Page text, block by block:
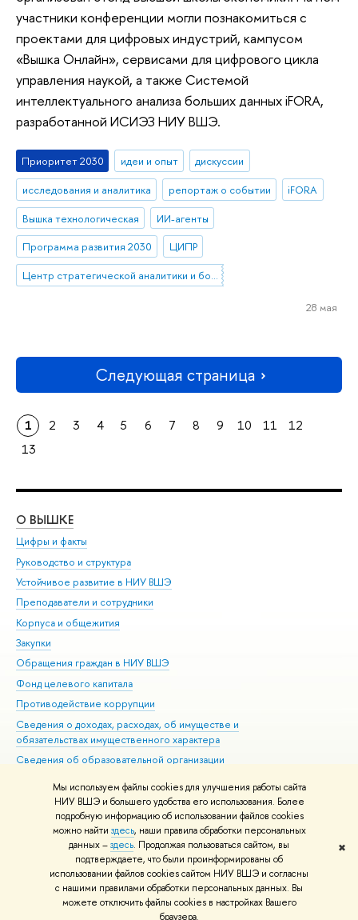
Мы используем файлы cookies для улучшения работы сайта
НИУ ВШЭ и большего удобства его использования. Более
подробную информацию об использовании файлов cookies
можно найти здесь, наши правила обработки персональных
данных –здесь. Продолжая пользоваться сайтом, вы
подтверждаете, что были проинформированы об
использовании файлов cookies сайтом НИУ ВШЭ и согласны
с нашими правилами обработки персональных данных. Вы
можете отключить файлы cookies в настройках Вашего
браузера.
✖
участники конференции могли познакомиться с
проектами для цифровых индустрий, кампусом
«Вышка Онлайн», сервисами для цифрового цикла
управления наукой, а также Системой
интеллектуального анализа больших данных iFORA,
разработанной ИСИЭЗ НИУ ВШЭ.
Приоритет 2030 идеи и опыт
дискуссии
исследования и аналитика
репортаж о событии
iFORA
Вышка технологическая
ИИ-агенты
Программа развития 2030
ЦИПР
Центр стратегической аналитики и больших данных
28 мая
Следующая страница
1 2 3 4 5 6 7 8 9 10 11
12
13
О ВЫШКЕ
Цифры и факты
Руководство и структура
Устойчивое развитие в НИУ ВШЭ
Преподаватели и сотрудники
Корпуса и общежития
Закупки
Обращения граждан в НИУ ВШЭ
Фонд целевого капитала
Противодействие коррупции
Сведения о доходах, расходах, об имуществе и
обязательствах имущественного характера
Сведения об образовательной организации
Людям с ограниченными возможностями здоровья
Единая платежная страница
Работа в Вышке
© НИУ ВШЭ 1993–2026 Адреса и контакты Условия использования
материалов Политика конфиденциальности Карта сайта
Шрифты HSE Sans и HSE Slab разработаны вШколе дизайна НИУ ВШЭ